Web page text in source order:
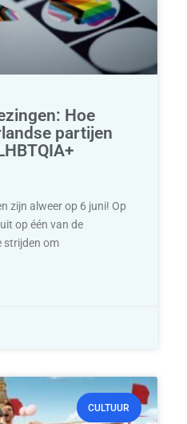
Hoe
partijen
zijn alweer op 6 juni! Op
op één van de
strijden om
CULTUUR